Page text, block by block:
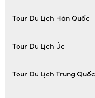
Tour Du Lịch Hàn Quốc
Tour Du Lịch Úc
Tour Du Lịch Trung Quốc